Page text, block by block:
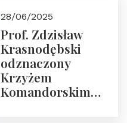
28/06/2025
Prof. Zdzisław
Krasnodębski
odznaczony
Krzyżem
Komandorskim